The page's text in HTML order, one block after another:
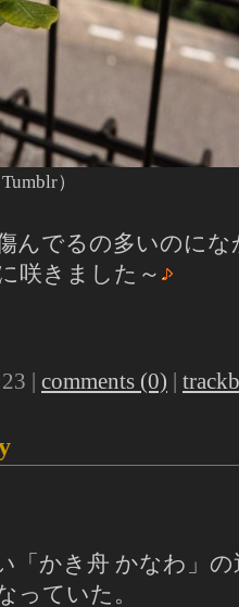
）
んでるの多いのに
咲きました～
| comments (0)
「かき舟 かなわ」
っていた。